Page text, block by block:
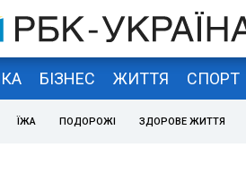
БІЗНЕС ЖИТТЯ СПОРТ
ЇЖА ПОДОРОЖІ ЗДОРОВЕ ЖИТТЯ